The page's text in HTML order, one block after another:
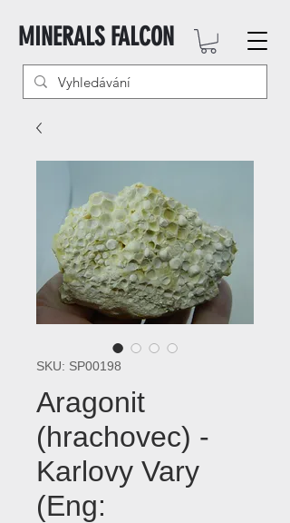
MINERALS FALCON
SKU: SP00198
Aragonit
(hrachovec) -
Karlovy Vary
(Eng: